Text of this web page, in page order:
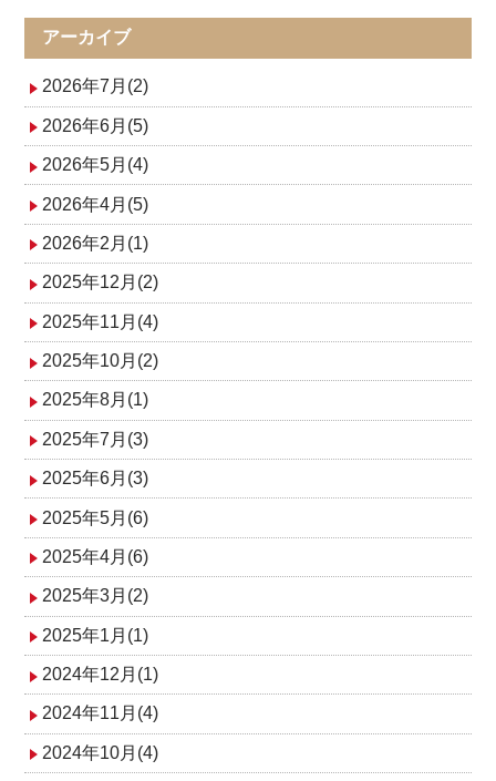
ナ
ビ
ゲ
ー
シ
ョ
ン
アーカイブ
2026年7月(2)
2026年6月(5)
2026年5月(4)
2026年4月(5)
2026年2月(1)
2025年12月(2)
2025年11月(4)
2025年10月(2)
2025年8月(1)
2025年7月(3)
2025年6月(3)
2025年5月(6)
2025年4月(6)
2025年3月(2)
2025年1月(1)
2024年12月(1)
2024年11月(4)
2024年10月(4)